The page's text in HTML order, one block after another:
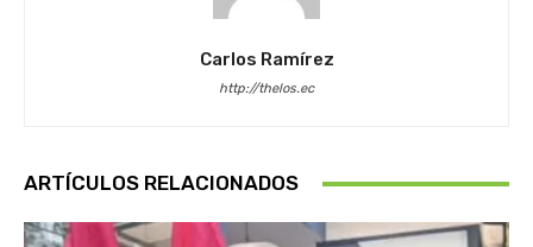
Carlos Ramírez
http://thelos.ec
ARTÍCULOS RELACIONADOS